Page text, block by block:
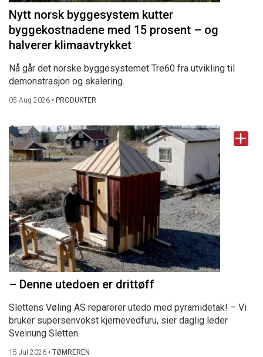
Nytt norsk byggesystem kutter
byggekostnadene med 15 prosent – og
halverer klimaavtrykket
Nå går det norske byggesystemet Tre60 fra utvikling til
demonstrasjon og skalering.
05 Aug 2026 • PRODUKTER
– Denne utedoen er drittøff
Slettens Vøling AS reparerer utedo med pyramidetak! – Vi
bruker supersenvokst kjernevedfuru, sier daglig leder
Sveinung Sletten.
15 Jul 2026 • TØMREREN